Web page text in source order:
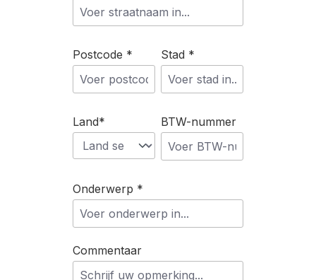
Postcode * Stad *
Land* BTW-nummer
Onderwerp *
Commentaar